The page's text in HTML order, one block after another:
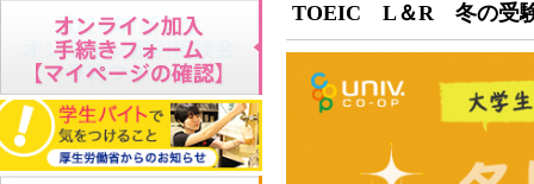
TOEIC L＆R 冬の受験